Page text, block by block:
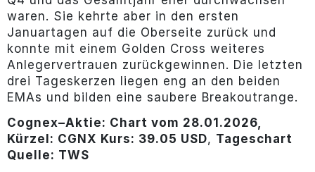
waren. Sie kehrte aber in den ersten
Januartagen auf die Oberseite zurück und
konnte mit einem Golden Cross weiteres
Anlegervertrauen zurückgewinnen. Die letzten
drei Tageskerzen liegen eng an den beiden
EMAs und bilden eine saubere Breakoutrange.
Cognex–Aktie: Chart vom 28.01.2026,
Kürzel: CGNX Kurs: 39.05 USD, Tageschart
Quelle: TWS